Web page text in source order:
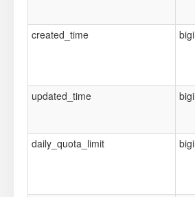
created_time
updated_time
daily_quota_limit